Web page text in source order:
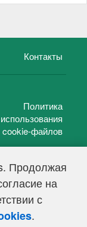
Продолжая
на
с
.
Контакты
Политика
использования
cookie-файлов
39848, выдано